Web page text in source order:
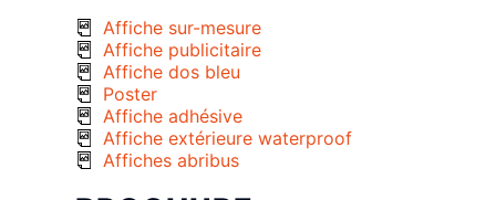
Affiche sur-mesure
Affiche publicitaire
Affiche dos bleu
Poster
Affiche adhésive
Affiche extérieure waterproof
Affiches abribus